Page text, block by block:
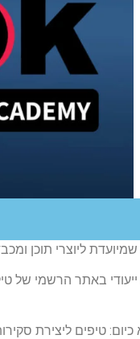
ליוצרי תוכן
באתר הרשמי של
כיום: טיפים ליצירת